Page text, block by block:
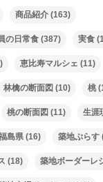
商品紹介(163)
の日常食(387) 実食
恵比寿マルシェ (11)
林檎の断面図 (10) 桃
桃の断面図 (11) 生涯
島県(16) 築地ぷらす
(18) 築地ボーダーレ